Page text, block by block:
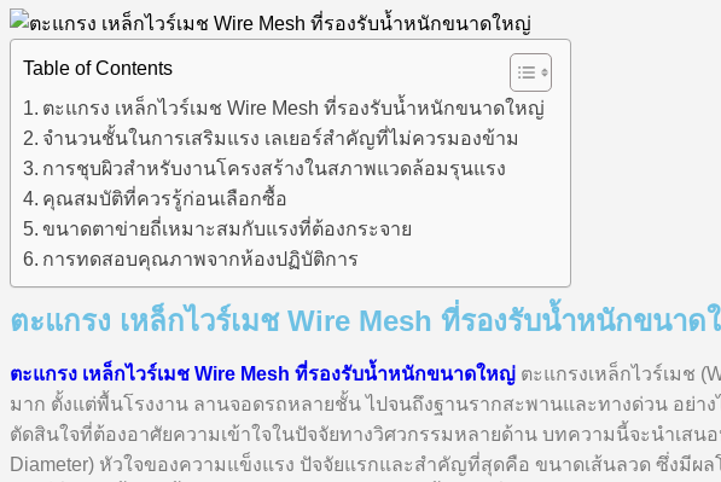
Table of Contents
ตะแกรง เหล็กไวร์เมช Wire Mesh ที่รองรับน้ำหนักขนาดใหญ่
จำนวนชั้นในการเสริมแรง เลเยอร์สำคัญที่ไม่ควรมองข้าม
การชุบผิวสำหรับงานโครงสร้างในสภาพแวดล้อมรุนแรง
คุณสมบัติที่ควรรู้ก่อนเลือกซื้อ
ขนาดตาข่ายถี่เหมาะสมกับแรงที่ต้องกระจาย
การทดสอบคุณภาพจากห้องปฏิบัติการ
ตะแกรง เหล็กไวร์เมช Wire Mesh ที่รองรับน้ำหนักขนาด
ตะแกรง เหล็กไวร์เมช Wire Mesh ที่รองรับน้ำหนักขนาดใหญ่ ตะแกรงเหล็กไวร์เมช
มาก ตั้งแต่พื้นโรงงาน ลานจอดรถหลายชั้น ไปจนถึงฐานรากสะพานและทางด่วน อย่
ตัดสินใจที่ต้องอาศัยความเข้าใจในปัจจัยทางวิศวกรรมหลายด้าน บทความนี้จะนำเส
Diameter) หัวใจของความแข็งแรง ปัจจัยแรกและสำคัญที่สุดคือ ขนาดเส้นลวด ซึ่งมี